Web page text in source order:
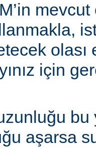
mevcut
olası
için
bu
aşarsa